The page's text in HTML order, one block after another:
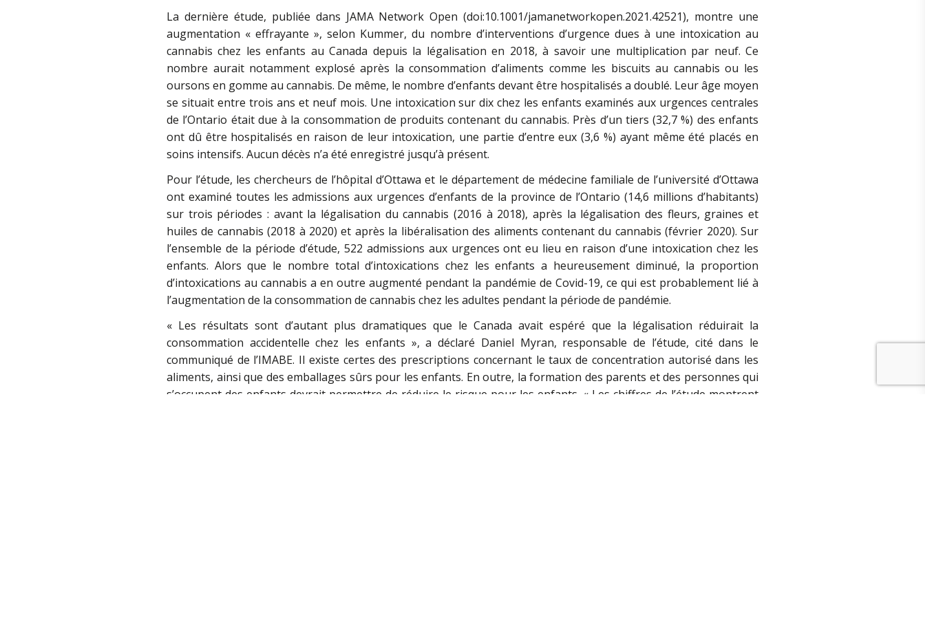
La dernière étude, publiée dans JAMA Network Open (doi:10.1001/jamanetworkopen.2021.42521), montre une
augmentation « effrayante », selon Kummer, du nombre d’interventions d’urgence dues à une intoxication au
cannabis chez les enfants au Canada depuis la légalisation en 2018, à savoir une multiplication par neuf. Ce
nombre aurait notamment explosé après la consommation d’aliments comme les biscuits au cannabis ou les
oursons en gomme au cannabis. De même, le nombre d’enfants devant être hospitalisés a doublé. Leur âge moyen
se situait entre trois ans et neuf mois. Une intoxication sur dix chez les enfants examinés aux urgences centrales
de l’Ontario était due à la consommation de produits contenant du cannabis. Près d’un tiers (32,7 %) des enfants
ont dû être hospitalisés en raison de leur intoxication, une partie d’entre eux (3,6 %) ayant même été placés en
soins intensifs. Aucun décès n’a été enregistré jusqu’à présent.
Pour l’étude, les chercheurs de l’hôpital d’Ottawa et le département de médecine familiale de l’université d’Ottawa
ont examiné toutes les admissions aux urgences d’enfants de la province de l’Ontario (14,6 millions d’habitants)
sur trois périodes : avant la légalisation du cannabis (2016 à 2018), après la légalisation des fleurs, graines et
huiles de cannabis (2018 à 2020) et après la libéralisation des aliments contenant du cannabis (février 2020). Sur
l’ensemble de la période d’étude, 522 admissions aux urgences ont eu lieu en raison d’une intoxication chez les
enfants. Alors que le nombre total d’intoxications chez les enfants a heureusement diminué, la proportion
d’intoxications au cannabis a en outre augmenté pendant la pandémie de Covid-19, ce qui est probablement lié à
l’augmentation de la consommation de cannabis chez les adultes pendant la période de pandémie.
« Les résultats sont d’autant plus dramatiques que le Canada avait espéré que la légalisation réduirait la
consommation accidentelle chez les enfants », a déclaré Daniel Myran, responsable de l’étude, cité dans le
communiqué de l’IMABE. Il existe certes des prescriptions concernant le taux de concentration autorisé dans les
aliments, ainsi que des emballages sûrs pour les enfants. En outre, la formation des parents et des personnes qui
s’occupent des enfants devrait permettre de réduire le risque pour les enfants. « Les chiffres de l’étude montrent